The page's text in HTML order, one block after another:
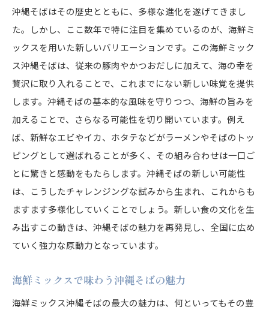
海の幸たっぷり！沖縄そばで美食の旅へ
沖縄そばで巡る美食の海の旅
海の幸をふんだんに使った沖縄そばの魅力
沖縄そばと海の幸で楽しむ贅沢なひととき
沖縄そばで味わう海の幸の美食体験
海の幸がたっぷり詰まった沖縄そばの世界
沖縄そばと海鮮ミックスが生む新しい美味しさ
沖縄そばと海鮮ミックスが織り成す新風味
新しい美味しさを生み出す沖縄そばと海鮮
沖縄そばに海鮮を加えて広がる味の世界
海鮮ミックスがもたらす沖縄そばの新発見
沖縄そばと海鮮の融合が生む絶品の味わい
沖縄そばはその歴史とともに、多様な進化を遂げてきまし
た。しかし、ここ数年で特に注目を集めているのが、海鮮ミ
ックスを用いた新しいバリエーションです。この海鮮ミック
ス沖縄そばは、従来の豚肉やかつおだしに加えて、海の幸を
贅沢に取り入れることで、これまでにない新しい味覚を提供
します。沖縄そばの基本的な風味を守りつつ、海鮮の旨みを
加えることで、さらなる可能性を切り開いています。例え
ば、新鮮なエビやイカ、ホタテなどがラーメンやそばのトッ
ピングとして選ばれることが多く、その組み合わせは一口ご
とに驚きと感動をもたらします。沖縄そばの新しい可能性
は、こうしたチャレンジングな試みから生まれ、これからも
ますます多様化していくことでしょう。新しい食の文化を生
み出すこの動きは、沖縄そばの魅力を再発見し、全国に広め
ていく強力な原動力となっています。
海鮮ミックスで味わう沖縄そばの魅力
海鮮ミックス沖縄そばの最大の魅力は、何といってもその豊